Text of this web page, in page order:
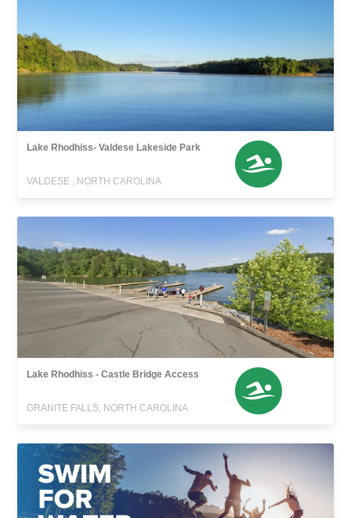
Lake Rhodhiss- Valdese Lakeside Park
VALDESE , NORTH CAROLINA
Lake Rhodhiss - Castle Bridge Access
GRANITE FALLS, NORTH CAROLINA